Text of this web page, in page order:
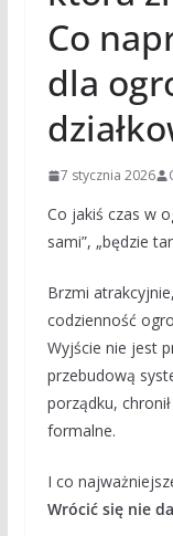
Co
dla
7 stycznia 2026
Co jakiś czas w
sami”, „będzie
Brzmi
codzienność
Wyjście nie jest
przebudową
porządku,
formalne.
I co
Wrócić się nie